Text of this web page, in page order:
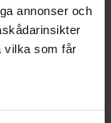
annonser och
vilka som får